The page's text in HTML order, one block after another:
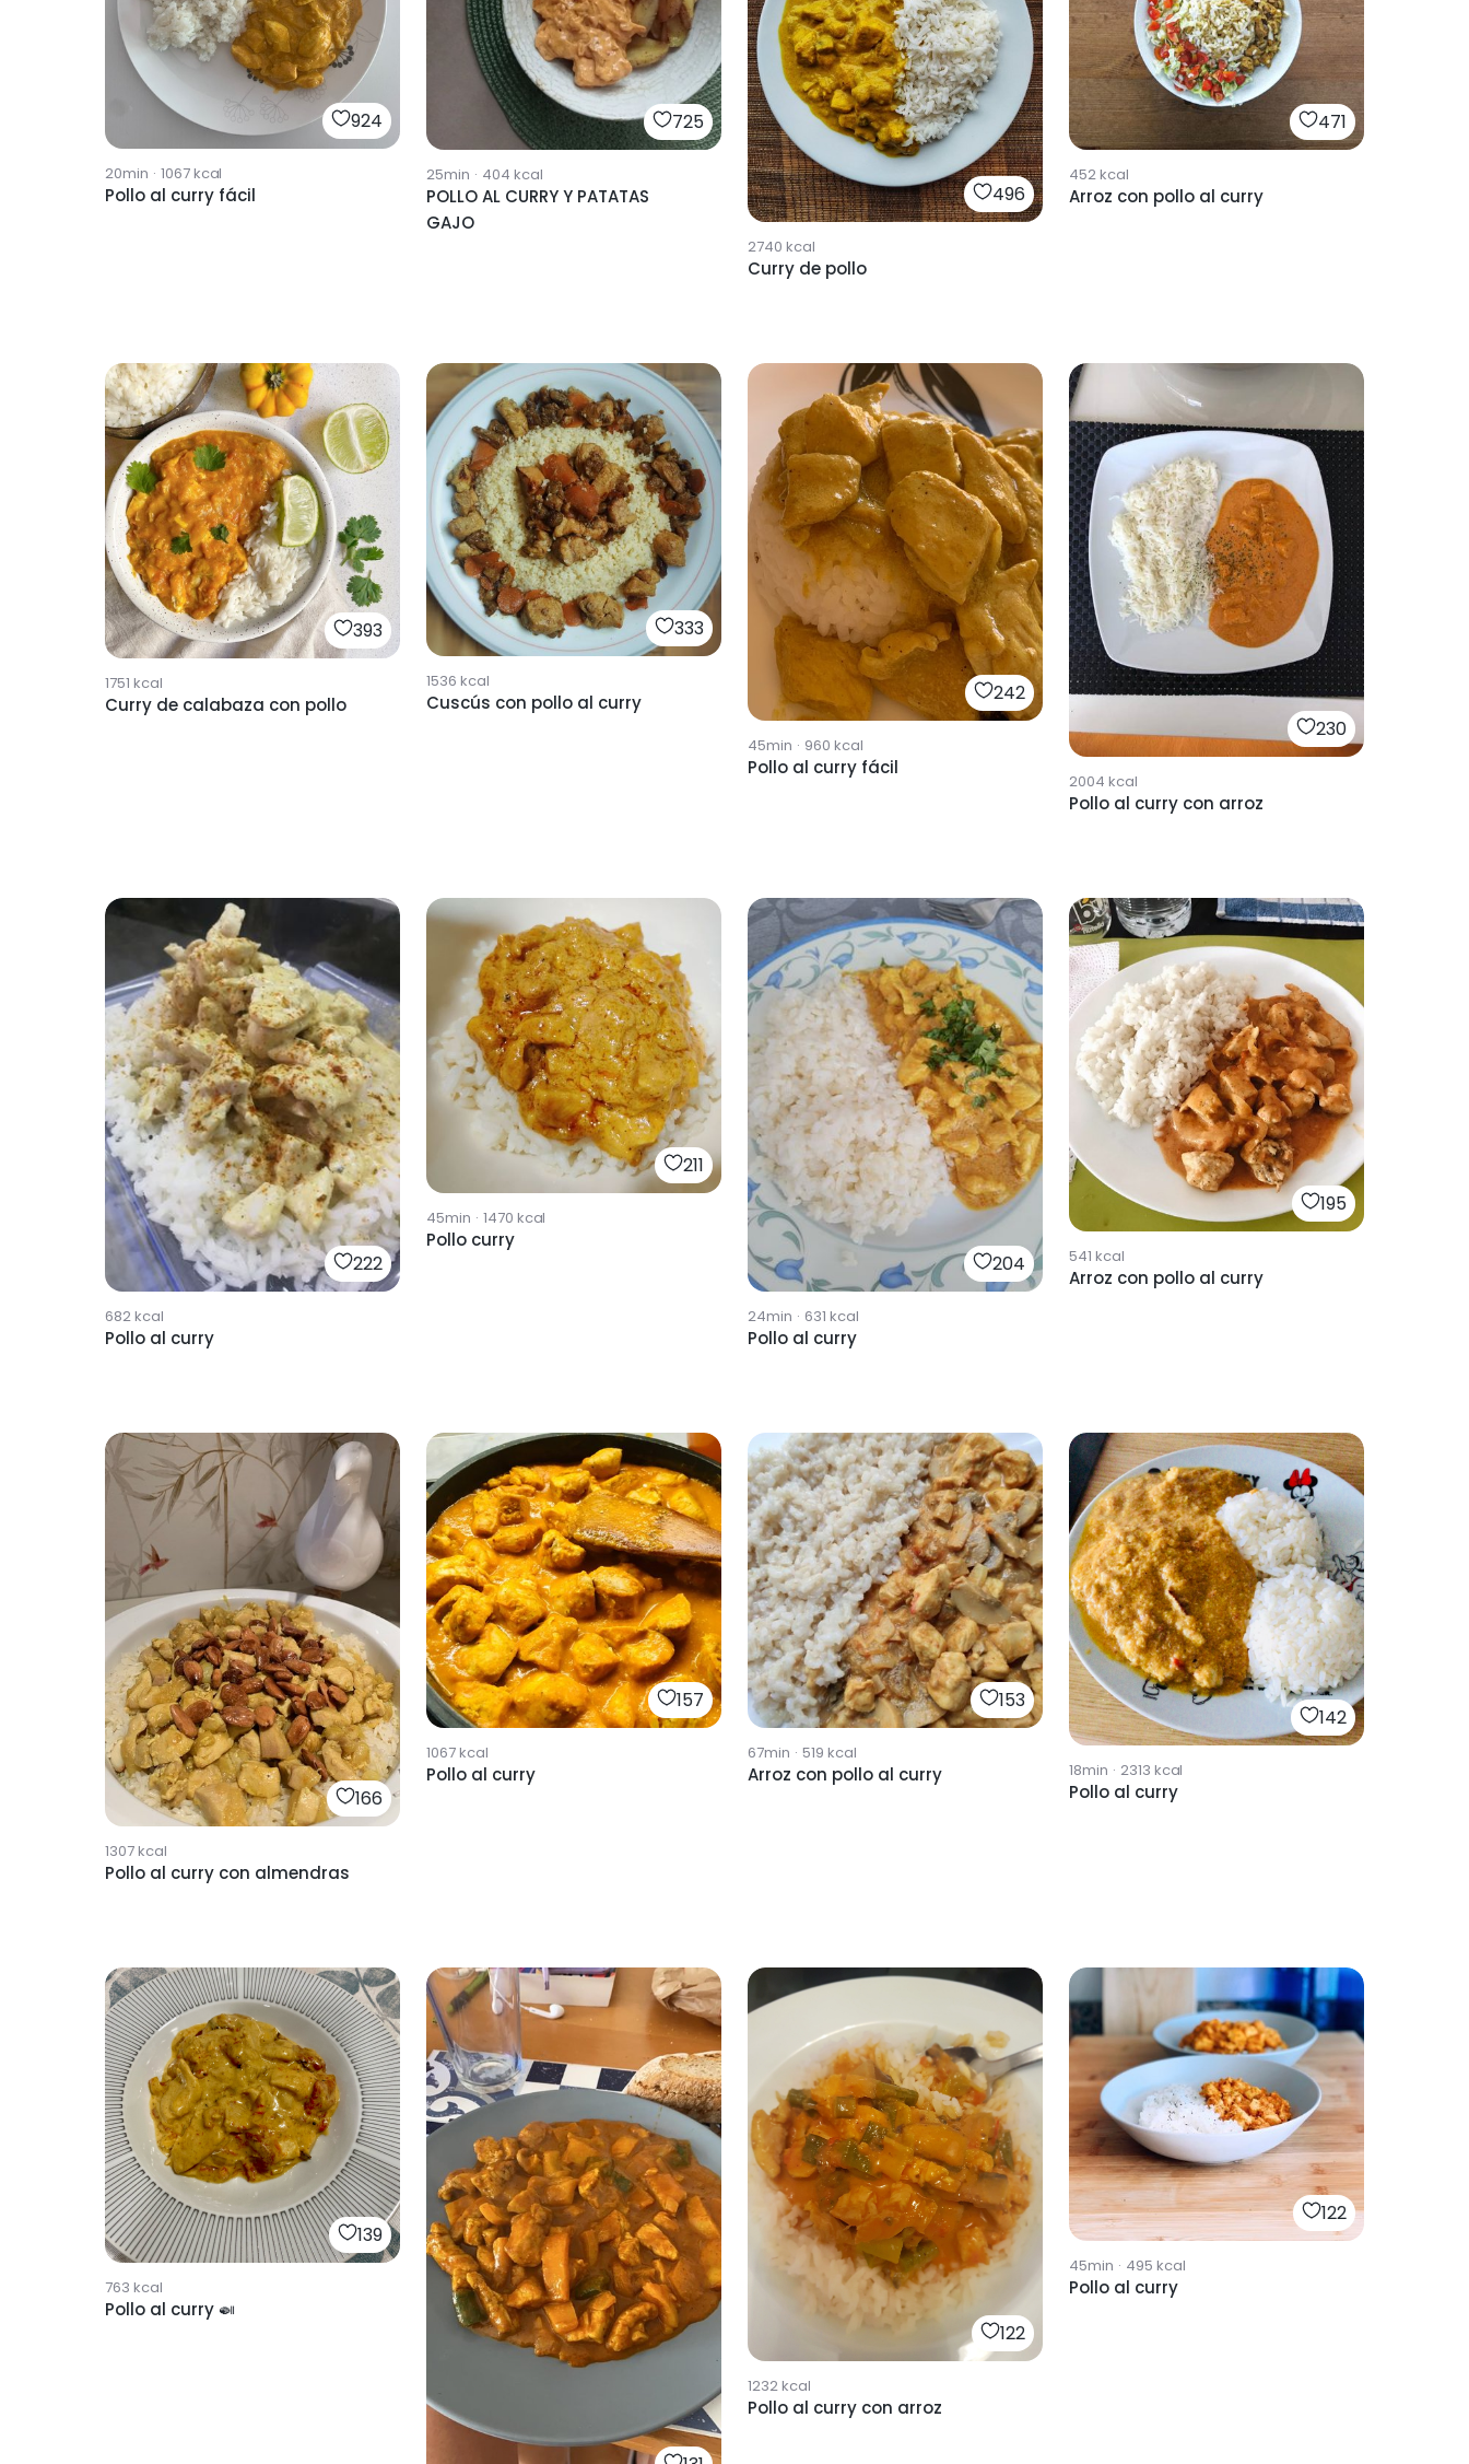
924
20min · 1067kcal
Pollo al curry fácil
725
25min · 404 kcal
POLLO AL CURRY Y PATATAS
GAJO
496
2740 kcal
Curry de pollo
471
452kcal
Arroz con pollo al curry
393
1751 kcal
Curry de calabaza con pollo
333
1536 kcal
Cuscús con pollo al curry 242
45min · 960 kcal
Pollo al curry fácil
230
2004 kcal
Pollo al curry con arroz
222
682kcal
Pollo al curry
211
45min · 1470 kcal
Pollo curry
204
24min · 631 kcal
Pollo al curry
195
541 kcal
Arroz con pollo al curry
166
1307kcal
Pollo al curry con almendras
157
1067kcal
Pollo al curry
153
67min · 519 kcal
Arroz con pollo al curry
142
18min · 2313 kcal
Pollo al curry
139
763 kcal
Pollo al curry 🍛
122
1232kcal
Pollo al curry con arroz
122
45min · 495 kcal
Pollo al curry